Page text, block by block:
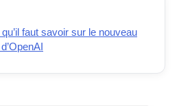
faut savoir sur le nouveau